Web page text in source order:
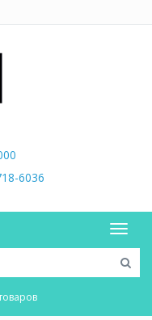
6036